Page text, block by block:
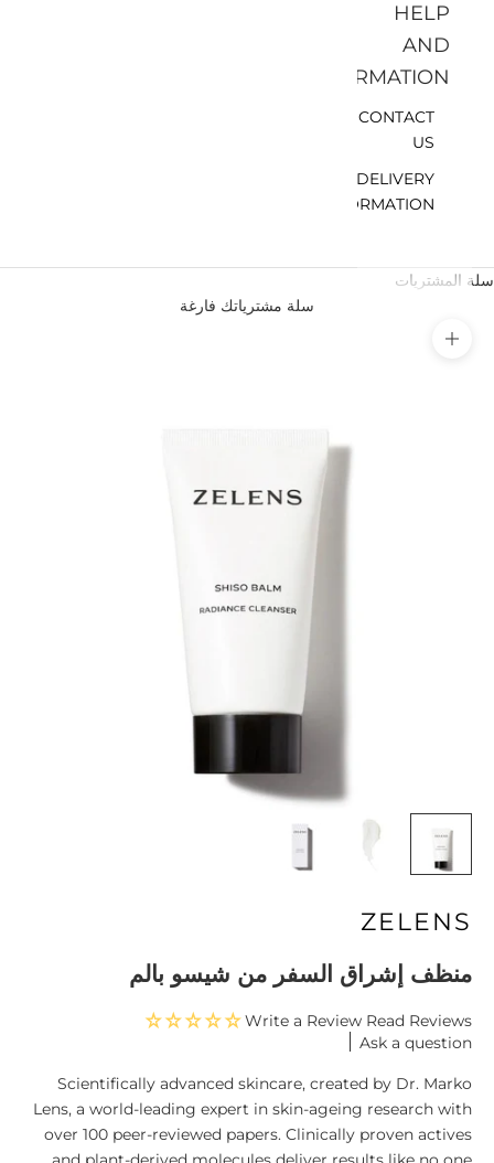
HELP
AND
INFORMATION
CONTACT
US
DELIVERY
INFORMATION
سلة المشتريات
سلة مشترياتك فارغة
تكبير
ZELENS
منظف ​​إشراق السفر من شيسو بالم
Write a Review
Ask a question
Scientifically advanced skincare, created by Dr. Marko
Lens, a world-leading expert in skin-ageing research with
over 100 peer-reviewed papers. Clinically proven actives